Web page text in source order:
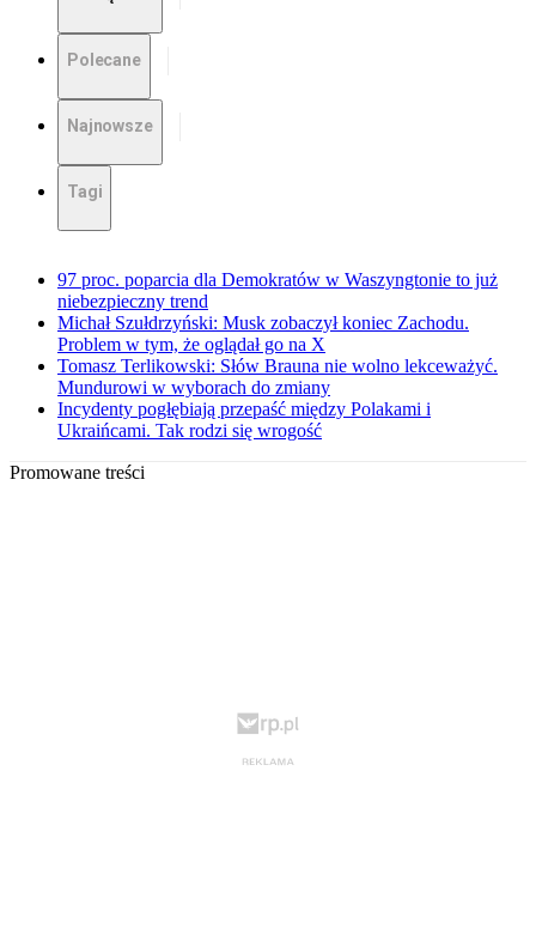
Polecane
Najnowsze
Tagi
97 proc. poparcia dla Demokratów w Waszyngtonie to już
niebezpieczny trend
Michał Szułdrzyński: Musk zobaczył koniec Zachodu.
Problem w tym, że oglądał go na X
Tomasz Terlikowski: Słów Brauna nie wolno lekceważyć.
Mundurowi w wyborach do zmiany
Incydenty pogłębiają przepaść między Polakami i
Ukraińcami. Tak rodzi się wrogość
Promowane treści